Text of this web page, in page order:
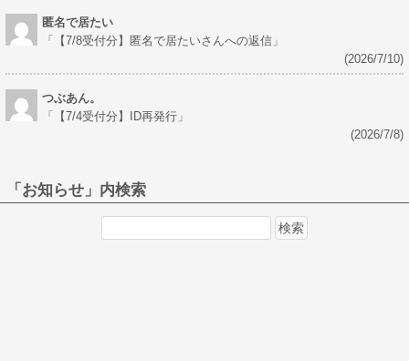
匿名で居たい
「
【7/8受付分】匿名で居たいさんへの返信 」
(2026/7/10)
つぶあん。
「
【7/4受付分】ID再発行 」
(2026/7/8)
「お知らせ」内検索